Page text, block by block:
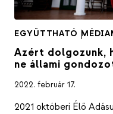
EGYÜTTHATÓ |
Azért dolgozunk,
ne állami
2022. február 17.
2021 októberi Élő